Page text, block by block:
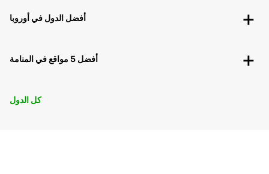
أفضل الدول في أوروبا
أفضل 5 مواقع في المنامة
كل الدول